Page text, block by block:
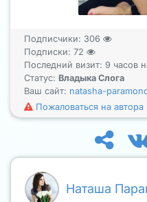
Подписчики: 306
Подписки: 72
Последний визит: 9 часов
Статус: Владыка Слога
Ваш сайт: natasha-
Пожаловаться на автора
Наташа